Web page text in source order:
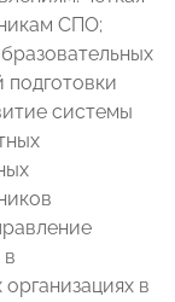
СПО;
подготовки
системы
в